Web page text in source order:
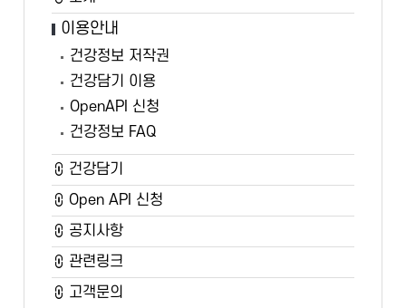
이용안내
건강정보 저작권
건강담기 이용
OpenAPI 신청
건강정보 FAQ
건강담기
Open API 신청
공지사항
관련링크
고객문의